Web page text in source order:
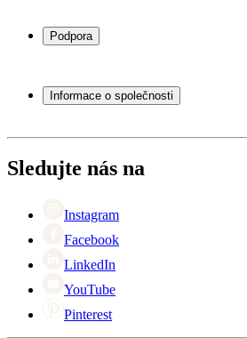
Stojany na víno
Vinný nábytek
Podpora
Servisní případ
Platba
Vrácení
Informace o společnosti
Black Friday
Singles Day
Sledujte nás na
Instagram
Facebook
LinkedIn
YouTube
Pinterest